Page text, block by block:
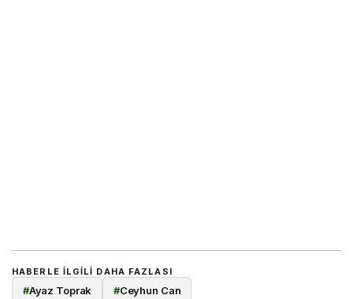
HABERLE ILGILI DAHA FAZLASI
#Ayaz Toprak #Ceyhun Can